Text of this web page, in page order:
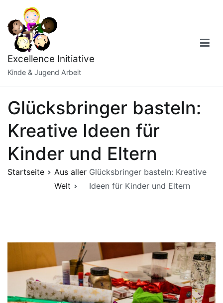
Inhalt
springen
Excellence Initiative
Kinde & Jugend Arbeit
Glücksbringer basteln:
Kreative Ideen für
Kinder und Eltern
Startseite
Aus aller
Welt
Glücksbringer basteln: Kreative
Ideen für Kinder und Eltern